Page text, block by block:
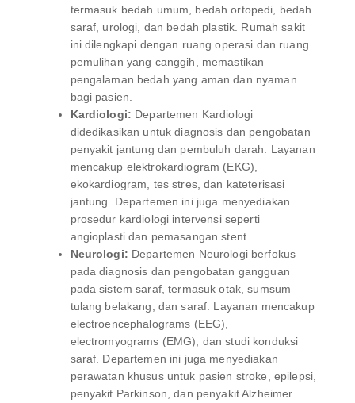
termasuk bedah umum, bedah ortopedi, bedah
saraf, urologi, dan bedah plastik. Rumah sakit
ini dilengkapi dengan ruang operasi dan ruang
pemulihan yang canggih, memastikan
pengalaman bedah yang aman dan nyaman
bagi pasien.
Kardiologi: Departemen Kardiologi
didedikasikan untuk diagnosis dan pengobatan
penyakit jantung dan pembuluh darah. Layanan
mencakup elektrokardiogram (EKG),
ekokardiogram, tes stres, dan kateterisasi
jantung. Departemen ini juga menyediakan
prosedur kardiologi intervensi seperti
angioplasti dan pemasangan stent.
Neurologi: Departemen Neurologi berfokus
pada diagnosis dan pengobatan gangguan
pada sistem saraf, termasuk otak, sumsum
tulang belakang, dan saraf. Layanan mencakup
electroencephalograms (EEG),
electromyograms (EMG), dan studi konduksi
saraf. Departemen ini juga menyediakan
perawatan khusus untuk pasien stroke, epilepsi,
penyakit Parkinson, dan penyakit Alzheimer.